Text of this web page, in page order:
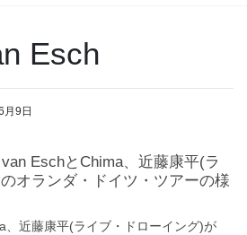
Esch
月9日
EschとChima、近藤康平(ラ
オランダ・ドイツ・ツアーの様
、近藤康平(ライブ・ドローイング)が